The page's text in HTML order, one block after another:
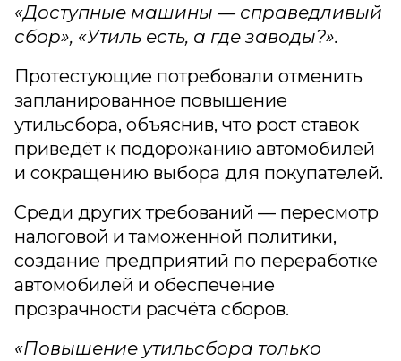
«Доступные машины — справедливый
сбор», «Утиль есть, а где заводы?».
Протестующие потребовали отменить
запланированное повышение
утильсбора, объяснив, что рост ставок
приведёт к подорожанию автомобилей
и сокращению выбора для покупателей.
Среди других требований — пересмотр
налоговой и таможенной политики,
создание предприятий по переработке
автомобилей и обеспечение
прозрачности расчёта сборов.
«Повышение утильсбора только